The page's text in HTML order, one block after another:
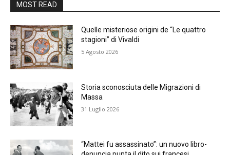
MOST READ
Quelle misteriose origini de “Le quattro
stagioni” di Vivaldi
5 Agosto 2026
Storia sconosciuta delle Migrazioni di
Massa
31 Luglio 2026
“Mattei fu assassinato”: un nuovo libro-